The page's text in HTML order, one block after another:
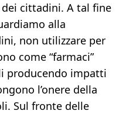
cittadini. A tal fine
alla
non utilizzare per
come “farmaci”
producendo impatti
l’onere della
Sul fronte delle